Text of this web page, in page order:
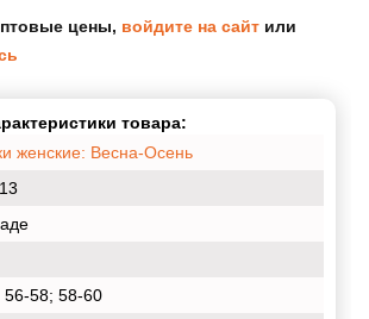
цены, войдите на сайт или
товара:
женские: Весна-Осень
56-58; 58-60